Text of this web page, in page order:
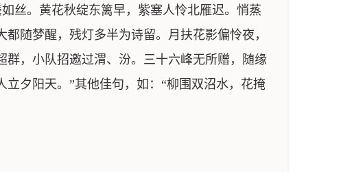
丝。黄花秋绽东篱早，紫塞人怜北雁迟。悄蒸
随梦醒，残灯多半为诗留。月扶花影偏怜夜，
群，小队招邀过渭、汾。三十六峰无所赠，随缘
夕阳天。”其他佳句，如：“柳围双沼水，花掩